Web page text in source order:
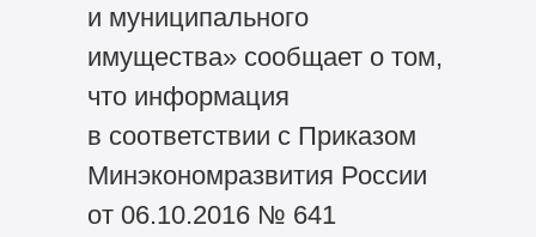
и муниципального
имущества» сообщает о том,
что информация
в соответствии с Приказом
Минэкономразвития России
от 06.10.2016 № 641